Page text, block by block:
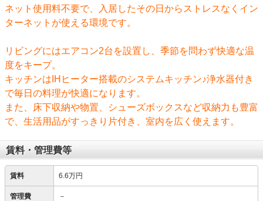
ネット使用料不要で、入居したその日からストレスなくイン
ターネットが使える環境です。
リビングにはエアコン2台を設置し、季節を問わず快適な温
度をキープ。
キッチンはIHヒーター搭載のシステムキッチン♪浄水器付き
で毎日の料理が快適になります。
また、床下収納や物置、シューズボックスなど収納力も豊富
で、生活用品がすっきり片付き、室内を広く使えます。
賃料・管理費等
賃料 6.6万円
管理費 －